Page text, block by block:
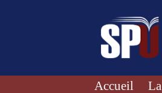
Accueil